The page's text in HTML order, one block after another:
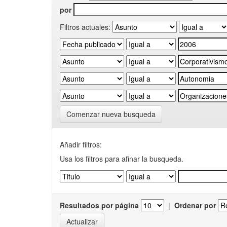
por
Filtros actuales:
Comenzar nueva busqueda
Añadir filtros:
Usa los filtros para afinar la busqueda.
Resultados por página | Ordenar por